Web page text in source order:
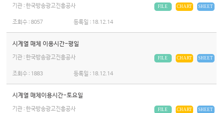
기관 : 한국방송광고진흥공사 SHEET
CHART
FILE
조회수 :8057 등록일 : 18.12.14
시계열 매체 이용시간-평일
기관 : 한국방송광고진흥공사 SHEET
CHART
FILE
조회수 : 1883 등록일 : 18.12.14
시계열 매체이용시간-토요일
기관 : 한국방송광고진흥공사 SHEET
CHART
FILE